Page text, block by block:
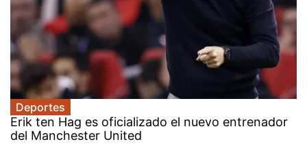
Deportes
Erik ten Hag es oficializado el nuevo entrenador
del Manchester United